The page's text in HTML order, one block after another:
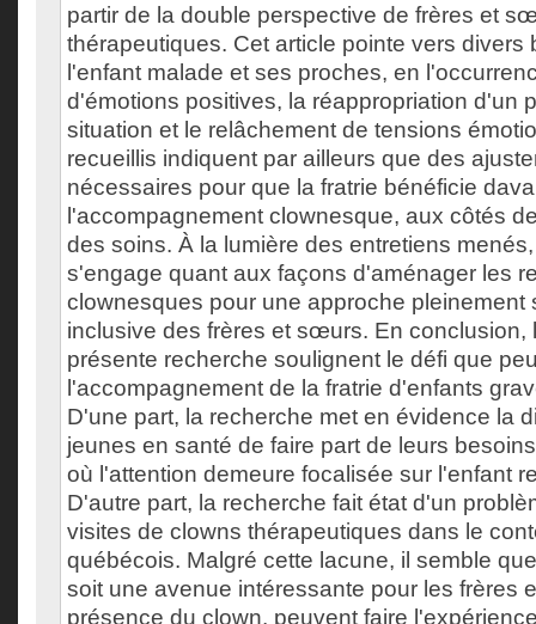
partir de la double perspective de frères et
thérapeutiques. Cet article pointe vers divers
l'enfant malade et ses proches, en
d'émotions positives, la réappropriation d'un
situation et le relâchement de tensions
recueillis indiquent par ailleurs que des
nécessaires pour que la fratrie bénéficie
l'accompagnement clownesque, aux côtés
des soins. À la lumière des entretiens
s'engage quant aux façons d'aménager les
clownesques pour une approche pleinement
inclusive des frères et sœurs. En conclusion,
présente recherche soulignent le défi que
l'accompagnement de la fratrie d'enfants
D'une part, la recherche met en évidence la
jeunes en santé de faire part de leurs
où l'attention demeure focalisée sur l'enfant
D'autre part, la recherche fait état d'un
visites de clowns thérapeutiques dans le
québécois. Malgré cette lacune, il semble
soit une avenue intéressante pour les frères
présence du clown, peuvent faire